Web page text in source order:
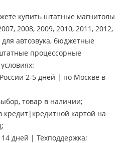
купить штатные магнитолы
2008, 2009, 2010, 2011, 2012,
автозвука, бюджетные
процессорные
2-5 дней | по Москве в
товар в наличии;
картой на
дней | Техподдержка;